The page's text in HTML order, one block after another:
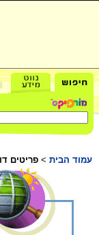
עמוד הבית > פריטים